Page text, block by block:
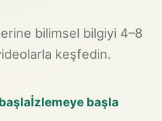
bilimsel bilgiyi 4–8
keşfedin.
İzlemeye başla